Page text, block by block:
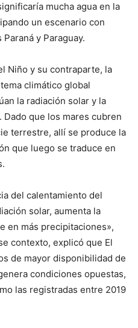
mucha agua en la
un escenario con
y Paraguay.
Niño y su contraparte, la
climático global
la radiación solar y la
que los mares cubren
terrestre, allí se produce la
que luego se traduce en
del calentamiento del
solar, aumenta la
en más precipitaciones»,
contexto, explicó que El
de mayor disponibilidad de
condiciones opuestas,
las registradas entre 2019